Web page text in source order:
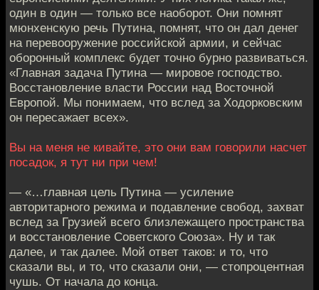
один в один — только все наоборот. Они помнят
мюнхенскую речь Путина, помнят, что он дал денег
на перевооружение российской армии, и сейчас
оборонный комплекс будет точно бурно развиваться.
«Главная задача Путина — мировое господство.
Восстановление власти России над Восточной
Европой. Мы понимаем, что вслед за Ходорковским
он пересажает всех».
Вы на меня не кивайте, это они вам говорили насчет
посадок, я тут ни при чем!
— «…главная цель Путина — усиление
авторитарного режима и подавление свобод, захват
вслед за Грузией всего близлежащего пространства
и восстановление Советского Союза». Ну и так
далее, и так далее. Мой ответ таков: и то, что
сказали вы, и то, что сказали они, — стопроцентная
чушь. От начала до конца.